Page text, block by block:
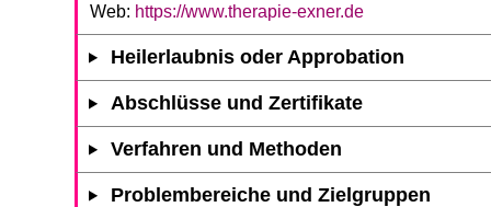
Web: https://www.therapie-exner.de
Heilerlaubnis oder Approbation
Abschlüsse und Zertifikate
Verfahren und Methoden
Problembereiche und Zielgruppen